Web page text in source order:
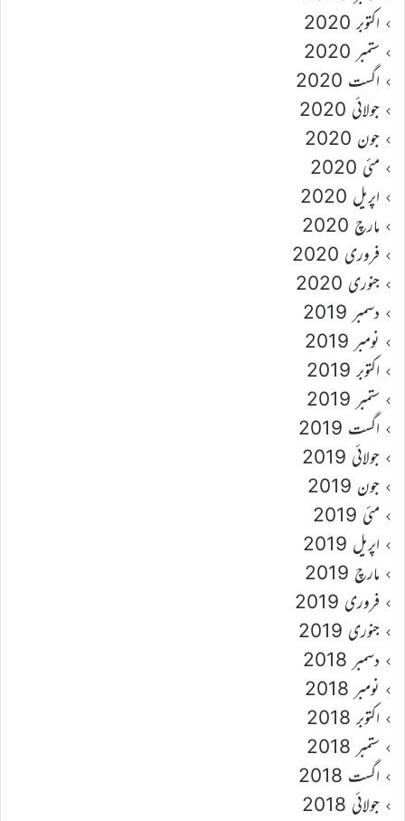
اکتوبر 2020
ستمبر 2020
اگست 2020
جولائی 2020
جون 2020
مئی 2020
اپریل 2020
مارچ 2020
فروری 2020
جنوری 2020
دسمبر 2019
نومبر 2019
اکتوبر 2019
ستمبر 2019
اگست 2019
جولائی 2019
جون 2019
مئی 2019
اپریل 2019
مارچ 2019
فروری 2019
جنوری 2019
دسمبر 2018
نومبر 2018
اکتوبر 2018
ستمبر 2018
اگست 2018
جولائی 2018